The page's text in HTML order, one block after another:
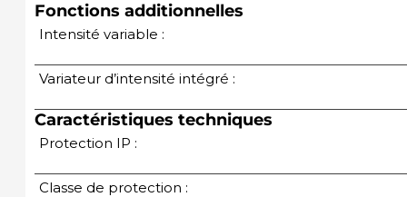
Fonctions additionnelles
Intensité variable :
Variateur d’intensité intégré :
Caractéristiques techniques
Protection IP :
Classe de protection :